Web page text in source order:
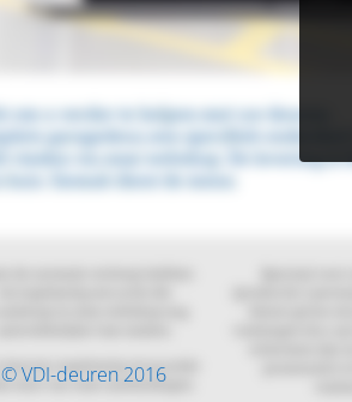
© VDI-deuren 2016